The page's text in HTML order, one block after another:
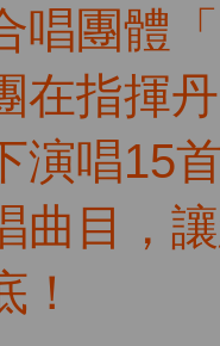
唱團體
在指揮
演唱15
曲目，
！